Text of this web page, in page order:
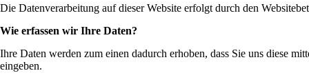
Die Datenverarbeitung auf dieser Website erfolgt durch den
Wie erfassen wir Ihre Daten?
Ihre Daten werden zum einen dadurch erhoben, dass Sie uns diese
eingeben.